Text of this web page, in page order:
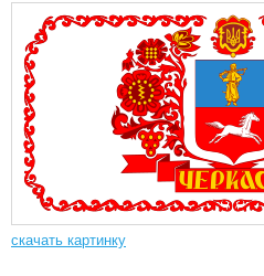
скачать картинку